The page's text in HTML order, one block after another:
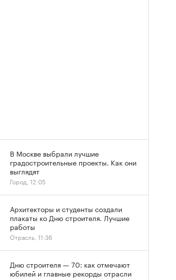
В Москве выбрали лучшие
градостроительные проекты. Как они
выглядят
Город, 12:05
Архитекторы и студенты создали
плакаты ко Дню строителя. Лучшие
работы
Отрасль, 11:36
Дню строителя — 70: как отмечают
юбилей и главные рекорды отрасли